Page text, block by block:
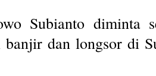
Subianto diminta
dan longsor di